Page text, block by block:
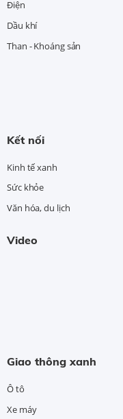
Điện
Dầu khí
Than - Khoáng sản
Kết nối
Kinh tế xanh
Sức khỏe
Văn hóa, du lịch
Video
Giao thông xanh
Ô tô
Xe máy